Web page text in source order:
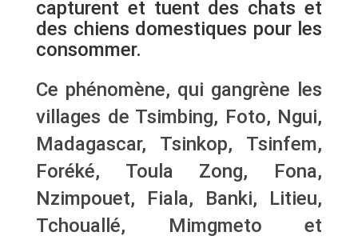
capturent et tuent des chats et
des chiens domestiques pour les
consommer.
Ce phénomène, qui gangrène les
villages de Tsimbing, Foto, Ngui,
Madagascar, Tsinkop, Tsinfem,
Foréké, Toula Zong, Fona,
Nzimpouet, Fiala, Banki, Litieu,
Tchouallé, Mimgmeto et